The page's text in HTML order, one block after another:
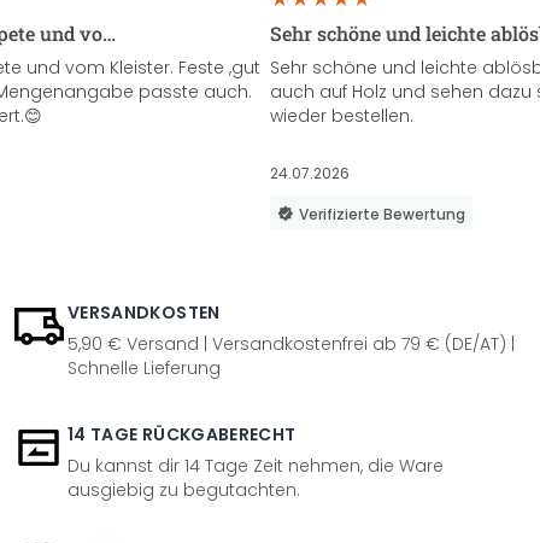
und vo…
und vom Kleister. Feste ,gut
passte auch.
Sehr schöne und leichte
Sehr schöne und leichte
auch auf Holz und sehen
wieder bestellen.
24.07.2026
Verifizierte Bewertung
VERSANDKOSTEN
5,90 € Versand | Versandkostenfrei ab 79 € (DE/AT) |
Schnelle Lieferung
14 TAGE RÜCKGABERECHT
Du kannst dir 14 Tage Zeit nehmen, die Ware
ausgiebig zu begutachten.